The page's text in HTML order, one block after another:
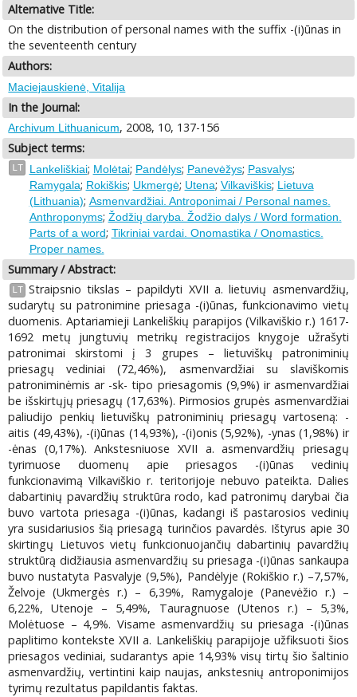
Alternative Title:
On the distribution of personal names with the suffix -(i)ūnas in
the seventeenth century
Authors:
Maciejauskienė, Vitalija
In the Journal:
Archivum Lithuanicum, 2008, 10, 137-156
Subject terms:
LT Lankeliškiai; Molėtai; Pandėlys; Panevėžys; Pasvalys;
Ramygala; Rokiškis; Ukmergė; Utena; Vilkaviškis; Lietuva
(Lithuania); Asmenvardžiai. Antroponimai / Personal names.
Anthroponyms; Žodžių daryba. Žodžio dalys / Word formation.
Parts of a word; Tikriniai vardai. Onomastika / Onomastics.
Proper names.
Summary / Abstract:
LT Straipsnio tikslas – papildyti XVII a. lietuvių asmenvardžių,
sudarytų su patronimine priesaga -(i)ūnas, funkcionavimo vietų
duomenis. Aptariamieji Lankeliškių parapijos (Vilkaviškio r.) 1617-
1692 metų jungtuvių metrikų registracijos knygoje užrašyti
patronimai skirstomi į 3 grupes – lietuviškų patroniminių
priesagų vediniai (72,46%), asmenvardžiai su slaviškomis
patroniminėmis ar -sk- tipo priesagomis (9,9%) ir asmenvardžiai
be išskirtųjų priesagų (17,63%). Pirmosios grupės asmenvardžiai
paliudijo penkių lietuviškų patroniminių priesagų vartoseną: -
aitis (49,43%), -(i)ūnas (14,93%), -(i)onis (5,92%), -ynas (1,98%) ir
-ėnas (0,17%). Ankstesniuose XVII a. asmenvardžių priesagų
tyrimuose duomenų apie priesagos -(i)ūnas vedinių
funkcionavimą Vilkaviškio r. teritorijoje nebuvo pateikta. Dalies
dabartinių pavardžių struktūra rodo, kad patronimų darybai čia
buvo vartota priesaga -(i)ūnas, kadangi iš pastarosios vedinių
yra susidariusios šią priesagą turinčios pavardės. Ištyrus apie 30
skirtingų Lietuvos vietų funkcionuojančių dabartinių pavardžių
struktūrą didžiausia asmenvardžių su priesaga -(i)ūnas sankaupa
buvo nustatyta Pasvalyje (9,5%), Pandėlyje (Rokiškio r.) –7,57%,
Želvoje (Ukmergės r.) – 6,39%, Ramygaloje (Panevėžio r.) –
6,22%, Utenoje – 5,49%, Tauragnuose (Utenos r.) – 5,3%,
Molėtuose – 4,9%. Visame asmenvardžių su priesaga -(i)ūnas
paplitimo kontekste XVII a. Lankeliškių parapijoje užfiksuoti šios
priesagos vediniai, sudarantys apie 14,93% visų tirtų šio šaltinio
asmenvardžių, vertintini kaip naujas, ankstesnių antroponimijos
tyrimų rezultatus papildantis faktas.